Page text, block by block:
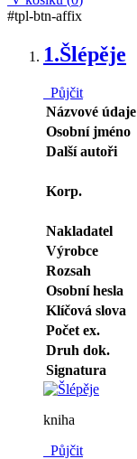
#tpl-btn-affix
1.Šlépěje
Půjčit
Názvové údaje
Osobní jméno
Další autoři
Korp.
Nakladatel
Výrobce
Rozsah
Osobní hesla
Klíčová slova
Počet ex.
Druh dok.
Signatura
kniha
Půjčit